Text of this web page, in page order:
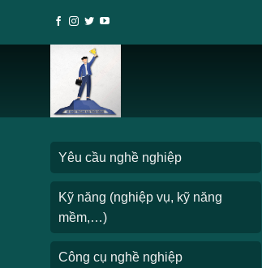
Yêu cầu nghề nghiệp
Kỹ năng (nghiệp vụ, kỹ năng
mềm,…)
Công cụ nghề nghiệp